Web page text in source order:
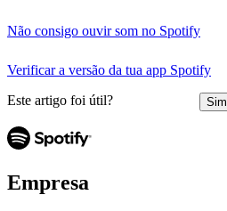
Não consigo ouvir som no Spotify
Verificar a versão da tua app Spotify
Este artigo foi útil? Sim
Empresa